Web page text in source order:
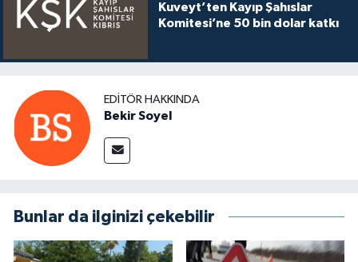
Kuveyt’ten Kayıp Şahıslar
Komitesi’ne 50 bin dolar katkı
EDITÖR HAKKINDA
Bekir Soyel
Bunlar da ilginizi çekebilir